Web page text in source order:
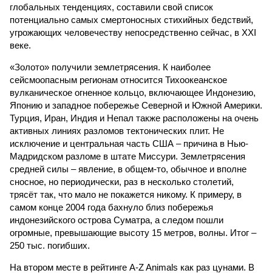
глобальных тенденциях, составили свой список
потенциально самых смертоносных стихийных бедствий,
угрожающих человечеству непосредственно сейчас, в XXI
веке.
«Золото» получили землетрясения. К наиболее
сейсмоопасным регионам относится Тихоокеанское
вулканическое огненное кольцо, включающее Индонезию,
Японию и западное побережье Северной и Южной Америки.
Турция, Иран, Индия и Непал также расположены на очень
активных линиях разломов тектонических плит. Не
исключение и центральная часть США – причина в Нью-
Мадридском разломе в штате Миссури. Землетрясения
средней силы – явление, в общем-то, обычное и вполне
сносное, но периодически, раз в несколько столетий,
трясёт так, что мало не покажется никому. К примеру, в
самом конце 2004 года бахнуло близ побережья
индонезийского острова Суматра, а следом пошли
огромные, превышающие высоту 15 метров, волны. Итог –
250 тыс. погибших.
На втором месте в рейтинге A-Z Animals как раз цунами. В